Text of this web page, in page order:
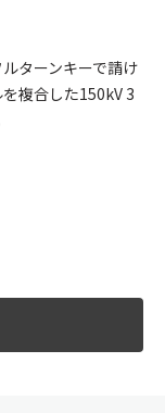
ターンキーで請け
複合した150kV 3